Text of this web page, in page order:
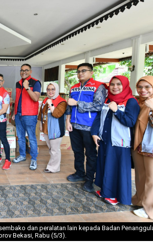
dan peralatan lain kepada Badan
Bekasi, Rabu (5/3).